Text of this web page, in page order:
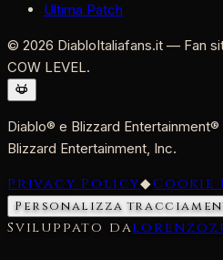
Ultima Patch
© 2026 DiabloItaliafans.it — Fan
COW LEVEL.
Diablo® e Blizzard
Blizzard Entertainment, Inc.
Privacy Policy◆Cookie
Personalizza
Sviluppato da